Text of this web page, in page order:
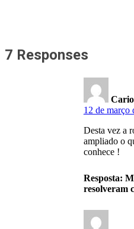
7 Responses
12 de março
Desta vez a
ampliado o
conhece !
Resposta:
resolveram